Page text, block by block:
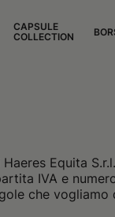
CAPSULE
COLLECTION
Equita
IVA e
che